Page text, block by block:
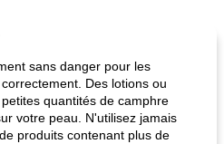
sans danger pour les
Des lotions ou
quantités de camphre
votre peau. N'utilisez jamais
produits contenant plus de